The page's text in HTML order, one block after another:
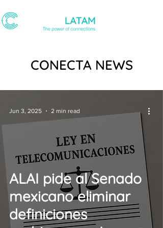
CONECTA NEWS
ALAI pide al Senado
mexicano eliminar
definiciones
Jun 3, 2025 2 min read